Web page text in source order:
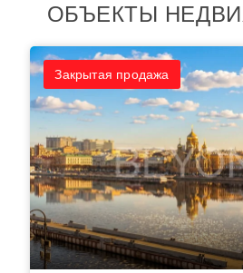
ОБЪЕКТЫ
Закрытая продажа